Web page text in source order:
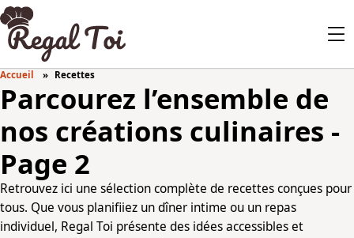
Accueil Recettes
Parcourez l’ensemble de
nos créations culinaires -
Page 2
Retrouvez ici une sélection complète de recettes conçues pour
tous. Que vous planifiiez un dîner intime ou un repas
individuel, Regal Toi présente des idées accessibles et